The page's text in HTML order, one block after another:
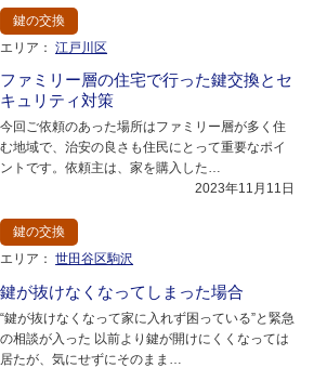
鍵の交換
エリア： 江戸川区
ファミリー層の住宅で行った鍵交換とセ
キュリティ対策
今回ご依頼のあった場所はファミリー層が多く住
む地域で、治安の良さも住民にとって重要なポイ
ントです。依頼主は、家を購入した…
2023年11月11日
鍵の交換
エリア： 世田谷区駒沢
鍵が抜けなくなってしまった場合
“鍵が抜けなくなって家に入れず困っている”と緊急
の相談が入った 以前より鍵が開けにくくなっては
居たが、気にせずにそのまま…